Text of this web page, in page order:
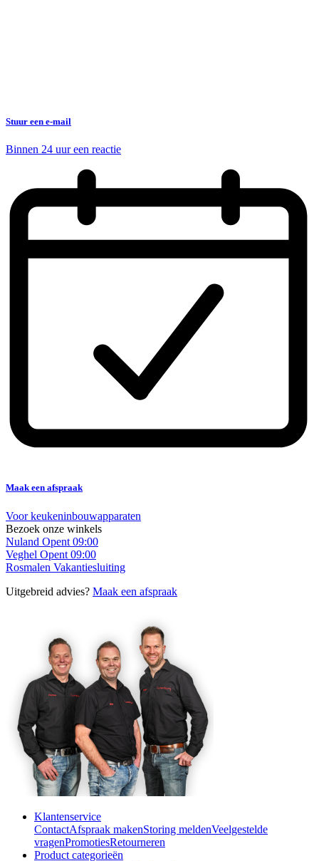
Stuur een e-mail
Binnen 24 uur een reactie
Maak een afspraak
Voor keukeninbouwapparaten
Bezoek onze winkels
Nuland Opent 09:00
Veghel Opent 09:00
Rosmalen Vakantiesluiting
Uitgebreid advies? Maak een afspraak
Klantenservice
ContactAfspraak makenStoring meldenVeelgestelde
vragenPromotiesRetourneren
Product categorieën